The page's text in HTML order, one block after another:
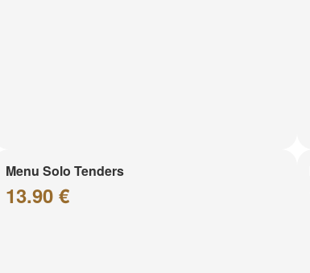
Menu Solo Tenders
13.90 €